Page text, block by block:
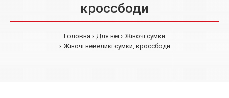
кроссбоди
Головна Для неї
Жіночі сумки
Жіночі невеликі сумки, кроссбоди